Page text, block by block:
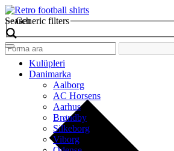
Search
Generic filters
Kulüpleri
Danimarka
Aalborg
AC Horsens
Aarhus
Brøndby
Silkeborg
Viborg